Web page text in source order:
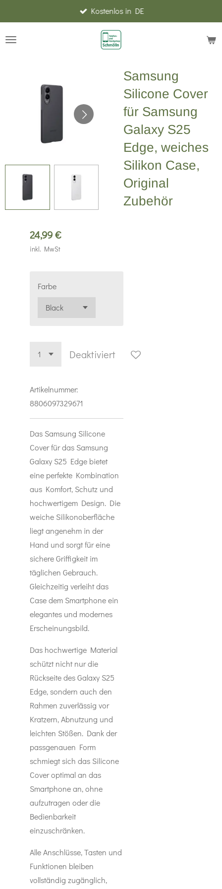
Hauptinhalt
springen
Kostenlos in DE
Samsung
Silicone Cover
für Samsung
Galaxy S25
Edge, weiches
Silikon Case,
Original
Zubehör
24,99 €
inkl. MwSt
Farbe
Deaktiviert
Artikelnummer:
8806097329671
Das Samsung Silicone
Cover für das Samsung
Galaxy S25 Edge bietet
eine perfekte Kombination
aus Komfort, Schutz und
hochwertigem Design. Die
weiche Silikonoberfläche
liegt angenehm in der
Hand und sorgt für eine
sichere Griffigkeit im
täglichen Gebrauch.
Gleichzeitig verleiht das
Case dem Smartphone ein
elegantes und modernes
Erscheinungsbild.
Das hochwertige Material
schützt nicht nur die
Rückseite des Galaxy S25
Edge, sondern auch den
Rahmen zuverlässig vor
Kratzern, Abnutzung und
leichten Stößen. Dank der
passgenauen Form
schmiegt sich das Silicone
Cover optimal an das
Smartphone an, ohne
aufzutragen oder die
Bedienbarkeit
einzuschränken.
Alle Anschlüsse, Tasten und
Funktionen bleiben
vollständig zugänglich,